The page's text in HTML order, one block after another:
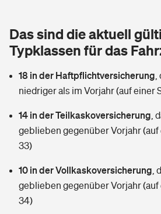
Tools
Wer versichert was: Jetzt Versicherer
Sie haben Fragen?
Glasversicherung
Mietkautionsversicherung
Restkreditversicherung
Tools
Kinderunfall­ver­si­che­rung
Kinderinvalidität
Reiseversicherung
Hundehalter-Haftpflicht
Handyversicherung
Dread-Disease-Versicherung
Tierkrankenversicherung
Tools
Wer versichert was: Jetzt Versicherer
Das sind die aktuell
Typklassen für das
18 in der Haftpflichtversicherung
niedriger als im Vorjahr (auf einer
14 in der Teilkaskoversicherung
geblieben gegenüber Vorjahr (auf
33)
10 in der Vollkaskoversicherung
geblieben gegenüber Vorjahr (auf
34)